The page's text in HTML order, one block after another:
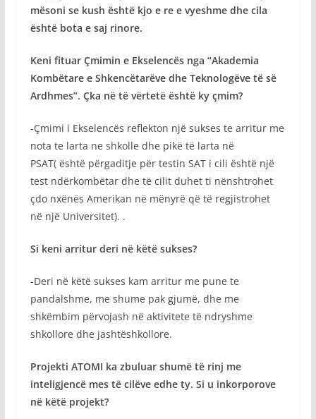
mësoni se kush është kjo e re e vyeshme dhe cila
është bota e saj rinore.
Keni fituar Çmimin e Ekselencës nga “Akademia
Kombëtare e Shkencëtarëve dhe Teknologëve të së
Ardhmes”. Çka në të vërtetë është ky çmim?
-Çmimi i Ekselencës reflekton një sukses te arritur me
nota te larta ne shkolle dhe pikë të larta në
PSAT( është përgaditje për testin SAT i cili është një
test ndërkombëtar dhe të cilit duhet ti nënshtrohet
çdo nxënës Amerikan në mënyrë që të regjistrohet
në një Universitet). .
Si keni arritur deri në këtë sukses?
-Deri në këtë sukses kam arritur me pune te
pandalshme, me shume pak gjumë, dhe me
shkëmbim përvojash në aktivitete të ndryshme
shkollore dhe jashtëshkollore.
Projekti ATOMI ka zbuluar shumë të rinj me
inteligjencë mes të cilëve edhe ty. Si u inkorporove
në këtë projekt?